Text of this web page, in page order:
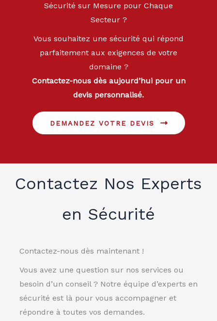
Sécurité sur Mesure pour Chaque
Secteur ?
Vous souhaitez une sécurité qui répond
parfaitement aux exigences de votre
domaine ?
Contactez-nous dès aujourd’hui pour un
devis personnalisé.
DEMANDEZ VOTRE DEVIS
Contactez Nos Experts
en Sécurité
Contactez-nous dès maintenant !
Vous avez une question sur nos services ou
besoin d’un conseil ? Notre équipe d’experts en
sécurité est là pour vous accompagner et
répondre à toutes vos demandes.